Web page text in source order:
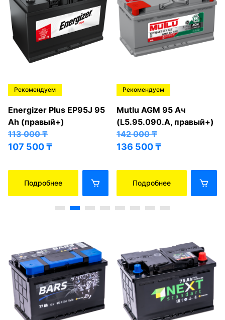
Рекомендуем
Energizer Plus EP95J 95
Ah (правый+)
113 000₸
107 500₸
Подробнее
Рекомендуем
Mutlu AGM 95 Ач
(L5.95.090.A, правый+)
142 000₸
136 500₸
Подробнее